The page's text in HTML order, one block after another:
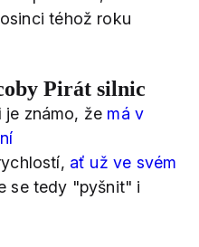
téhož roku
Pirát silnic
je známo, že má v
ať už ve svém
se tedy "pyšnit" i